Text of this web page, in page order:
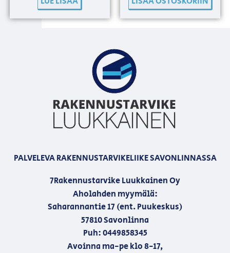
PALVELEVA RAKENNUSTARVIKELIIKE SAVONLINNASSA
7Rakennustarvike Luukkainen Oy
Aholahden myymälä:
Saharannantie 17 (ent. Puukeskus)
57810 Savonlinna
Puh: 0449858345
Avoinna ma-pe klo 8-17,